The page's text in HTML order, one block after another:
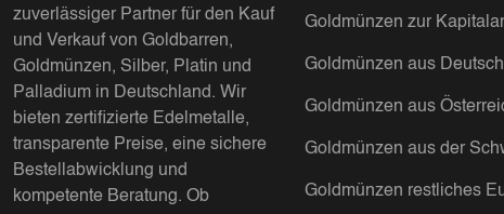
zuverlässiger Partner für den Kauf
und Verkauf von Goldbarren,
Goldmünzen, Silber, Platin und
Palladium in Deutschland. Wir
bieten zertifizierte Edelmetalle,
transparente Preise, eine sichere
Bestellabwicklung und
kompetente Beratung. Ob
Goldmünzen zur
Goldmünzen aus
Goldmünzen aus
Goldmünzen aus der
Goldmünzen restliches